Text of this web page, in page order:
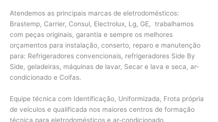
Atendemos as principais marcas de eletrodomésticos:
Brastemp, Carrier, Consul, Electrolux, Lg, GE, trabalhamos
com peças originais, garantia e sempre os melhores
orçamentos para instalação, conserto, reparo e manutenção
para: Refrigeradores convencionais, refrigeradores Side By
Side, geladeiras, máquinas de lavar, Secar e lava e seca, ar-
condicionado e Coifas.
Equipe técnica com Identificação, Uniformizada, Frota própria
de veículos e qualificada nos maiores centros de formação
técnica para eletrodomésticos e ar-condicionado.